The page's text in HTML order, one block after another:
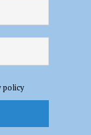
sulla tangenziale”
“Bene
policy